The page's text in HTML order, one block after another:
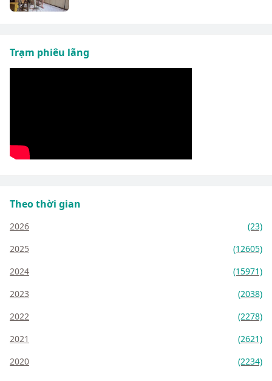
Trạm phiêu lãng
Theo thời gian
2026
(23)
2025
(12605)
2024
(15971)
2023
(2038)
2022
(2278)
2021
(2621)
2020
(2234)